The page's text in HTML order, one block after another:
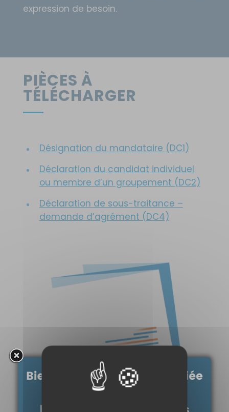
expression de besoin.
PIÈCES À
TÉLÉCHARGER
Désignation du mandataire (DC1)
Déclaration du candidat individuel
ou membre d’un groupement (DC2)
Déclaration de sous-traitance –
demande d’agrément (DC4)